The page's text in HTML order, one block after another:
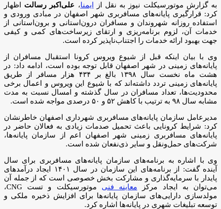
به گزارش موتورسیکلت نیوز به نقل از ایمنا، علی‌اکبر رسالت اظهار
کرد: قرارگیری پایانه‌های مسافربری شهر اصفهان در مبادی ورودی و
استفاده روزانه شهروندان و مسافران درون‌استانی و برون‌استانی از
خدمات آن، لزوم برنامه‌ریزی و ارتقای زیرساخت‌های کمی و کیفی
جهت بهبود ارائه خدمات را اجتناب‌ناپذیر کرده است.
وی با بیان اینکه قبل از شیوع ویروس کرونا استقبال مسافران از
پایانه‌های زمینی در شهر اصفهان قابل توجه بوده است، ادامه داد: در
هشت ماه نخست سال ۱۳۹۸ بالغ بر ۴۳۴ هزار مسافر از طریق
پایانه‌های زمینی تردد داشته‌اند که با شیوع این ویروس و اعمال برخی
محدودیت‌ها، تعداد مسافران در سال گذشته و امسال نسبت به مدت
مشابه سال ۹۸ به ترتیب با کاهش ۵۲ و ۵۰ درصدی مواجه شده است.
مدیرعامل سازمان پایانه‌های مسافربری شهرداری اصفهان خاطرنشان
کرد: شرایط کرونایی باعث تحمیل صدمات زیادی به فعالان حاضر در
پایانه‌های مسافربری زمینی شهر اصفهان اعم از سازمان پایانه‌ها،
شرکت‌های حمل‌ونقل و سایر ذی‌نفعان شده است.
وی با اشاره به برنامه‌های سازمان پایانه‌های مسافربری برای سال
آینده گفت: از برنامه‌های این سازمان در سال ۱۴۰۱ ایجاد درآمدهای
پایدار با سرمایه‌گذاری و مشارکت بخش خصوصی است که از جمله آن
می‌توان به ایجاد مرکز معاینه فنی
موتورسیکلت و تست CNG،
مولدسازی دارایی‌های سازمان پایانه‌ها برای افزایش ذخیره ملکی و
توسعه تبلیغات شهری در پایانه‌ها اشاره کرد.